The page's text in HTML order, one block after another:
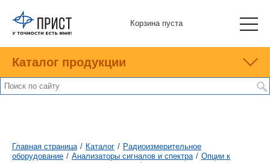
Корзина пуста
Каталог продукции
Главная страница / Каталог / Радиоизмерительное
оборудование / Анализаторы сигналов и спектра / Опции к